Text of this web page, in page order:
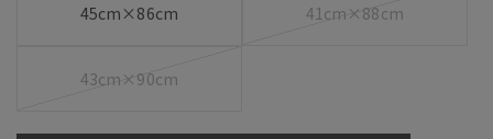
45cm×86cm 41cm×88cm
43cm×90cm